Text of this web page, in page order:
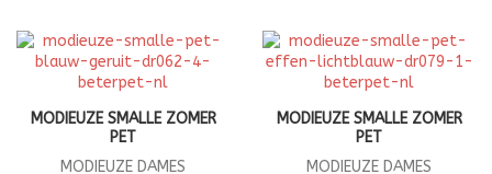
MODIEUZE SMALLE ZOMER
PET
MODIEUZE DAMES
MODIEUZE SMALLE ZOMER
PET
MODIEUZE DAMES